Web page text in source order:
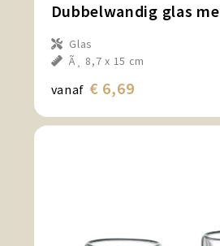
Glas
Ã¸ 8,7 x 15 cm
vanaf € 6,69